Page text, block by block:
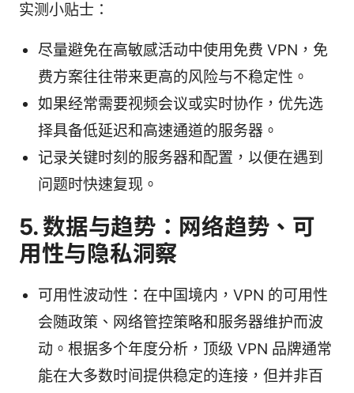
实测小贴士：
尽量避免在高敏感活动中使用免费 VPN，免
费方案往往带来更高的风险与不稳定性。
如果经常需要视频会议或实时协作，优先选
择具备低延迟和高速通道的服务器。
记录关键时刻的服务器和配置，以便在遇到
问题时快速复现。
5. 数据与趋势：网络趋势、可
用性与隐私洞察
可用性波动性：在中国境内，VPN 的可用性
会随政策、网络管控策略和服务器维护而波
动。根据多个年度分析，顶级 VPN 品牌通常
能在大多数时间提供稳定的连接，但并非百